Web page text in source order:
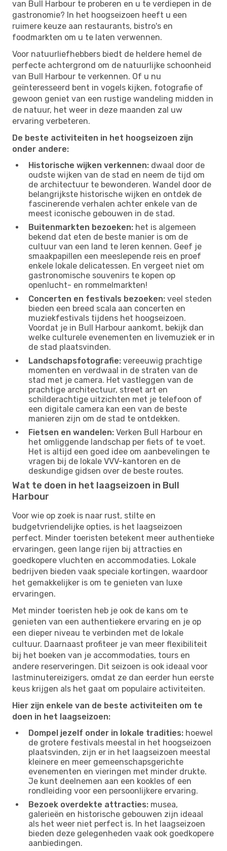
van Bull Harbour te proberen en u te verdiepen in de
gastronomie? In het hoogseizoen heeft u een
ruimere keuze aan restaurants, bistro's en
foodmarkten om u te laten verwennen.
Voor natuurliefhebbers biedt de heldere hemel de
perfecte achtergrond om de natuurlijke schoonheid
van Bull Harbour te verkennen. Of u nu
geïnteresseerd bent in vogels kijken, fotografie of
gewoon geniet van een rustige wandeling midden in
de natuur, het weer in deze maanden zal uw
ervaring verbeteren.
De beste activiteiten in het hoogseizoen zijn
onder andere:
Historische wijken verkennen: dwaal door de
oudste wijken van de stad en neem de tijd om
de architectuur te bewonderen. Wandel door de
belangrijkste historische wijken en ontdek de
fascinerende verhalen achter enkele van de
meest iconische gebouwen in de stad.
Buitenmarkten bezoeken: het is algemeen
bekend dat eten de beste manier is om de
cultuur van een land te leren kennen. Geef je
smaakpapillen een meeslepende reis en proef
enkele lokale delicatessen. En vergeet niet om
gastronomische souvenirs te kopen op
openlucht- en rommelmarkten!
Concerten en festivals bezoeken: veel steden
bieden een breed scala aan concerten en
muziekfestivals tijdens het hoogseizoen.
Voordat je in Bull Harbour aankomt, bekijk dan
welke culturele evenementen en livemuziek er in
de stad plaatsvinden.
Landschapsfotografie: vereeuwig prachtige
momenten en verdwaal in de straten van de
stad met je camera. Het vastleggen van de
prachtige architectuur, street art en
schilderachtige uitzichten met je telefoon of
een digitale camera kan een van de beste
manieren zijn om de stad te ontdekken.
Fietsen en wandelen: Verken Bull Harbour en
het omliggende landschap per fiets of te voet.
Het is altijd een goed idee om aanbevelingen te
vragen bij de lokale VVV-kantoren en de
deskundige gidsen over de beste routes.
Wat te doen in het laagseizoen in Bull
Harbour
Voor wie op zoek is naar rust, stilte en
budgetvriendelijke opties, is het laagseizoen
perfect. Minder toeristen betekent meer authentieke
ervaringen, geen lange rijen bij attracties en
goedkopere vluchten en accommodaties. Lokale
bedrijven bieden vaak speciale kortingen, waardoor
het gemakkelijker is om te genieten van luxe
ervaringen.
Met minder toeristen heb je ook de kans om te
genieten van een authentiekere ervaring en je op
een dieper niveau te verbinden met de lokale
cultuur. Daarnaast profiteer je van meer flexibiliteit
bij het boeken van je accommodaties, tours en
andere reserveringen. Dit seizoen is ook ideaal voor
lastminutereizigers, omdat ze dan eerder hun eerste
keus krijgen als het gaat om populaire activiteiten.
Hier zijn enkele van de beste activiteiten om te
doen in het laagseizoen:
Dompel jezelf onder in lokale tradities: hoewel
de grotere festivals meestal in het hoogseizoen
plaatsvinden, zijn er in het laagseizoen meestal
kleinere en meer gemeenschapsgerichte
evenementen en vieringen met minder drukte.
Je kunt deelnemen aan een kookles of een
rondleiding voor een persoonlijkere ervaring.
Bezoek overdekte attracties: musea,
galerieën en historische gebouwen zijn ideaal
als het weer niet perfect is. In het laagseizoen
bieden deze gelegenheden vaak ook goedkopere
aanbiedingen.